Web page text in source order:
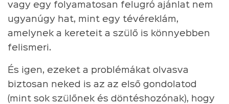
vagy egy folyamatosan felugró ajánlat nem
ugyanúgy hat, mint egy tévéreklám,
amelynek a kereteit a szülő is könnyebben
felismeri.
És igen, ezeket a problémákat olvasva
biztosan neked is az az első gondolatod
(mint sok szülőnek és döntéshozónak), hogy